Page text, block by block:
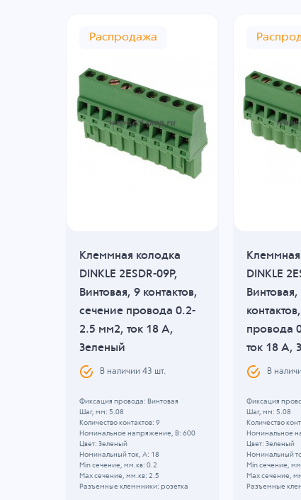
Распродажа
Клеммная колодка
DINKLE 2ESDR-09P,
Винтовая, 9 контактов,
сечение провода 0.2-
2.5 мм2, ток 18 A,
Зеленый
В наличии43 шт.
Фиксация провода: Винтовая
Шаг, мм: 5.08
Количество контактов: 9
Номинальное напряжение, B: 600
Цвет: Зеленый
Номинальный ток, А: 18
Min сечение, мм.кв: 0.2
Max сечение, мм.кв: 2.5
Разъемные клеммники: розетка
DINKLE
Винтовая,
провода
ток 18 A,
В
Фиксация
Шаг, мм: 5.08
Количество
Номинальное
Цвет: Зеленый
Номинальный
Min сечение,
Max сечение,
Разъемные